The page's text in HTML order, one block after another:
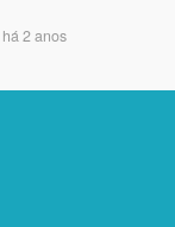
há 2 anos